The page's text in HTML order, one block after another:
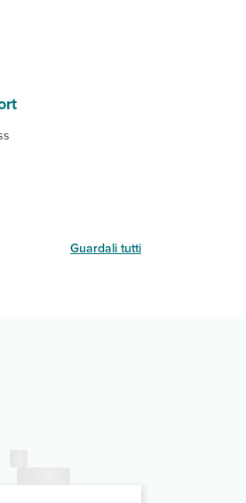
Guardali tutti